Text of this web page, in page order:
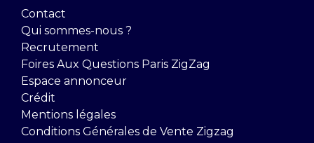
Contact
Qui sommes-nous ?
Recrutement
Foires Aux Questions Paris ZigZag
Espace annonceur
Crédit
Mentions légales
Conditions Générales de Vente Zigzag